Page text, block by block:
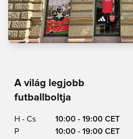
A világ legjobb
futballboltja
H - Cs
10:00 - 19:00 CET
P
10:00 - 19:00 CET